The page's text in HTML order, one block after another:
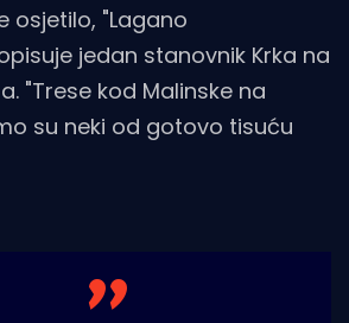
osjetilo, "Lagano
jedan stanovnik Krka na
"Trese kod Malinske na
su neki od gotovo tisuću